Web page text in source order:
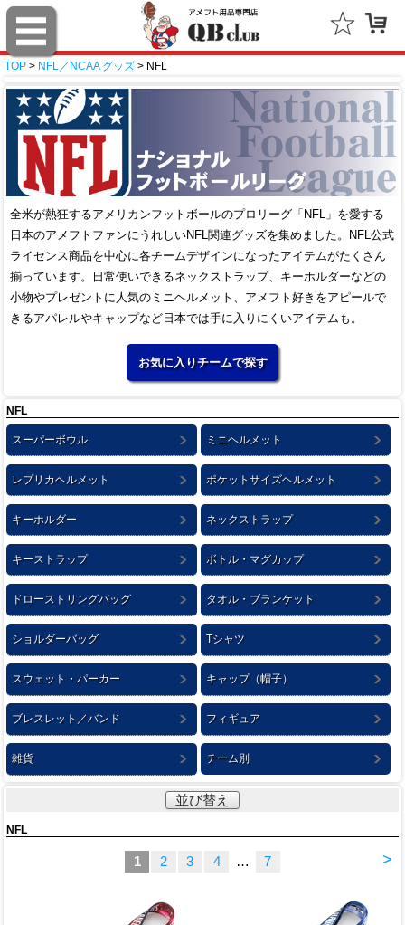
TOP > NFL／NCAA グッズ > NFL
全米が熱狂するアメリカンフットボールのプロリーグ「NFL」を愛する
日本のアメフトファンにうれしいNFL関連グッズを集めました。NFL公式
ライセンス商品を中心に各チームデザインになったアイテムがたくさん
揃っています。日常使いできるネックストラップ、キーホルダーなどの
小物やプレゼントに人気のミニヘルメット、アメフト好きをアピールで
きるアパレルやキャップなど日本では手に入りにくいアイテムも。
お気に入りチームで探す
NFL
スーパーボウル ミニヘルメット
レプリカヘルメット ポケットサイズヘルメット
キーホルダー ネックストラップ
キーストラップ ボトル・マグカップ
ドローストリングバッグ タオル・ブランケット
ショルダーバッグ Tシャツ
スウェット・パーカー キャップ（帽子）
ブレスレット／バンド フィギュア
雑貨 チーム別
並び替え
NFL
>
1 2 3 4 … 7